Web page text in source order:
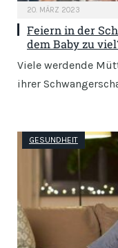
20. MÄRZ 2023
Feiern in der
dem Baby zu
Viele werdende
ihrer
GESUNDHEIT